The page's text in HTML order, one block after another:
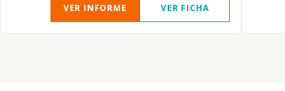
VER INFORME VER FICHA